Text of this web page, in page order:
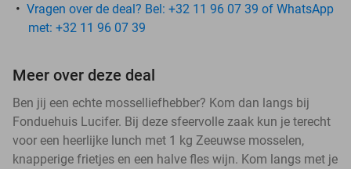
Vragen over de deal? Bel: +32 11 96 07 39 of WhatsApp
met: +32 11 96 07 39
Meer over deze deal
Ben jij een echte mosselliefhebber? Kom dan langs bij
Fonduehuis Lucifer. Bij deze sfeervolle zaak kun je terecht
voor een heerlijke lunch met 1 kg Zeeuwse mosselen,
knapperige frietjes en een halve fles wijn. Kom langs met je